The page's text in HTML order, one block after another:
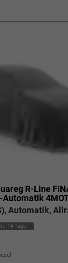
R-Line
Automatik
Automatik,
14 Tage